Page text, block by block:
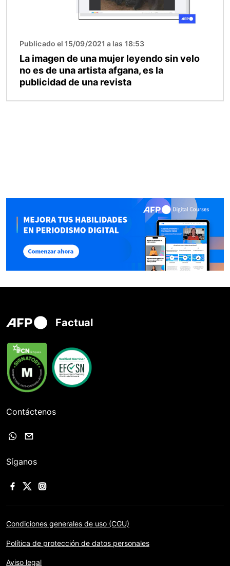
Publicado el 15/09/2021 a las 18:53
La imagen de una mujer leyendo sin velo
no es de una artista afgana, es la
publicidad de una revista
Factual
Contáctenos
Síganos
Condiciones generales de uso (CGU)
Política de protección de datos personales
Aviso legal